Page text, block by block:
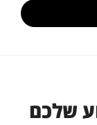
שלכם